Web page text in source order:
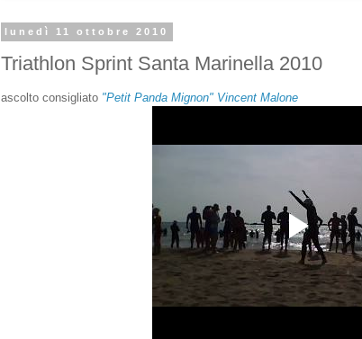
lunedì 11 ottobre 2010
Triathlon Sprint Santa Marinella 2010
ascolto consigliato "Petit Panda Mignon" Vincent Malone